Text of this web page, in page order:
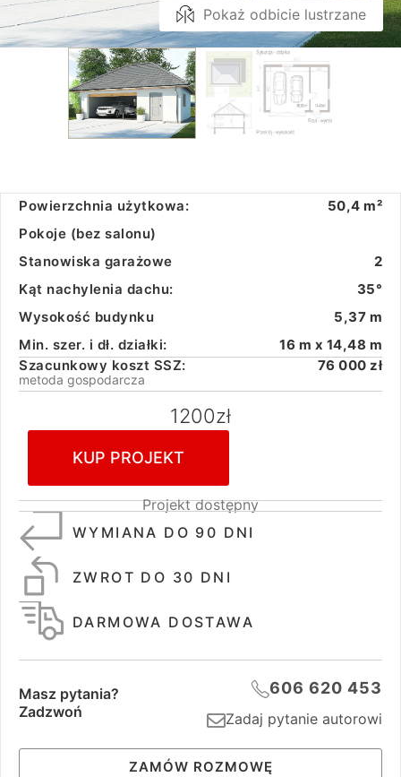
Pokaż odbicie lustrzane
Powierzchnia użytkowa:
50,4 m²
Pokoje (bez salonu)
Stanowiska garażowe
2
Kąt nachylenia dachu:
35°
Wysokość budynku
5,37 m
Min. szer. i dł. działki:
16 m x 14,48 m
Szacunkowy koszt SSZ:
76 000 zł
metoda gospodarcza
1200zł
KUP PROJEKT
Projekt dostępny
WYMIANA DO 90 DNI
ZWROT DO 30 DNI
DARMOWA DOSTAWA
Masz pytania?
Zadzwoń
606 620 453
Zadaj pytanie autorowi
ZAMÓW ROZMOWĘ